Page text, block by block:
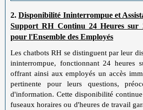
2.Disponibilité Ininterrompue et
Support RH Continu 24 Heures
pour l'Ensemble des Employés
Les chatbots RH se distinguent par leur
ininterrompue, fonctionnant 24 heures
offrant ainsi aux employés un accès
pertinente pour leurs questions,
d'information. Cette disponibilité continue
fuseaux horaires ou d'heures de travail